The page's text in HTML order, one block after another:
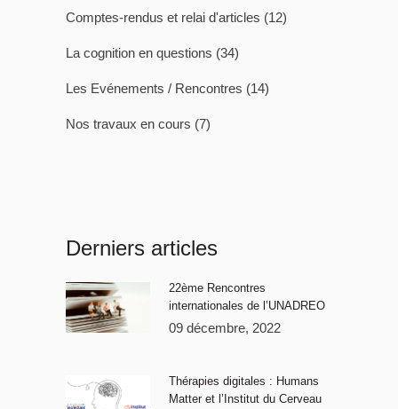
Comptes-rendus et relai d'articles (12)
La cognition en questions (34)
Les Evénements / Rencontres (14)
Nos travaux en cours (7)
Derniers articles
22ème Rencontres
internationales de l’UNADREO
09 décembre, 2022
Thérapies digitales : Humans
Matter et l’Institut du Cerveau